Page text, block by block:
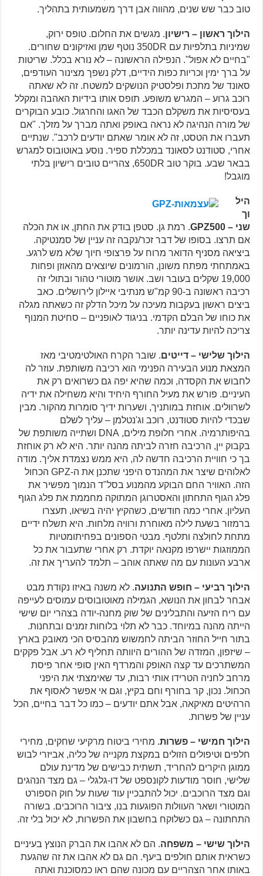
טוב כבר שש שנים, מהווה אבן דרך משמעותית בתהליך.
הילוך ראשון – רישיון. מגשים את החלום. טופס ירוק,
שמיניות בתלפיות עם 350DR נוטף שמן ואזיקונים שחורים.
"בחיים לא אפול". הנפילה הראשונה – לא נורא בכלל. שריטות
על ברך ימין וכריות כפות הידיים, דלק נשפך מצינור העודפים,
סאונד של מתכת ופלסטיק הנושקים למשטח. זה לא שאתה
רוכב גרוע – המגרש משופע. תופס אותו בידיות האהבה ומקלל
בעסיסיות את משקלם הכבד של האגו והחרגול. כובע הבוקרים
של מורה הנהיגה לא נראה באופק ואתה מברך על מזלך. "אם
תעברו את הטסט, זה לא אומר שאתם יודעים לרכב". שנתיים
אחרי, סטודנט לסאונד במכללת ספיר. נוסע באוטובוס למגרש
בבאר שבע. בוקר טוב 650DR, צהריים טובים רישיון בלתי
מוגבל!
היל
וך
שני –GPZ500. רמת גן. סטפן בודק את החתן, או את הכלה
אם תרצו. בסופו של דבר זכר/נקבה זה עניין של סמנטיקה.
ביציאה מסניף הדואר מרוח על פרצופי חיוך שלא מש לרגע.
באמתחתי מפתח משונן, הורמונים שיוצאים מהאוזן ופחות
19,000 שקלים בעובר ושב. אושר מוטורי טהור ובתולי זה
רכיבה ראשונה ב-90 קמ"ש מנתיבי איילון לירושלים. כאב
ביצים ראשון בעקבות מעיכה על מיכל הדלק זה כשאתה מגלה
את כוחו של הבלם הקדמי. בניגוד לאופניים – סחיטת המנוף
צריכה להיות עדינה יותר.
הילוך שלישי – דייטים. שובר הקרח האולטימטיבי מאז
המצאת מנוע הבעירה הפנימי הוא רכיבה משותפת. עוזר לה
לחבוש את הקסדה, וכמה שהיא יפה גם כשרואים רק את
העיניים. פורש את מעיל החורף היחיד והיא משחילה את ידיה
לשרוולים. אוחזת במותניך, ושערות ידיך סומרות מהקור. מבין
שבכדי להיות סטודנט, רוכב וג'נטלמן – עליך לשלם
בהיפותרמיה. אחרי חלופת מילים, DNA ושתייה משותפת של
בקבוק יין, הרכיבה חזרה לביתה מהנה יותר. היא לא רק אוחזת
בך כי חוויית הרכיבה חדשה לה, היא ממש נצמדת אליך. מודה
לאלוהים שיצר את המהנדס היפני שתכנן את ה-GPZ הכחול
הזה. האוויר החם הבוקע מהמנוע בסל"ד הנמוך מפשיר את
פלג הגוף התחתון והאסטרוגן המתוקה מחממת את פלג הגוף
העליון. אחרי כמה חודשים, כשהקיץ יהיה בשיאו, תעצרו
ברמזור בשעת לילה מאוחרת ורוויה מלחות. היא תשלח ידיים
מתחת לחולצה ותלטף. מבטי הספונים בפחיתומטיות
הממוזגות יישרפו מקנאה יוקדת. רק אחרי שתעבור את כל
ארבע העונות עם מה שאתה אוהב – תלמד להעריך את זה.
הילוך רביעי – חופש התנועה. לא משנה באיזו נקודת מבט
אבחר לבחון את הנושא, הגמילה מאוטובוסים עמוסים לעייפה
עם ריח הזיעה והתבלינים של שוק מחנה-יודה בצהרי יום שישי
הייתה מהנה במיוחד. כבר לא תלוי בלוחות זמנים ובתחנות.
בתור חייל החוזר הביתה לחמשוש מהבסיס הכי מאובק בארץ
– שיזפון, המזדה של ההורים היוותה תחליף לא רע. אבל פקקים
המשתרכים עד קצה האופק והמרדף האין סופי אחר פיסת
מרחב לחניה הטרידו אותי רבות, עד שאימצתי את היפני
הכחול. נכון, קר בחורף וחם בקיץ, וגם אי אפשר לאסוף את
הרהיטים מאיקאה, אבל אתם יודעים – כמו כל דבר בחיים, הכל
עניין של פשרות.
הילוך חמישי – פשרות. מחירי ביטוח מרקיעי שחקים, מחירי
חלפים וטיפולים הזולים במקצת מקנייה של כליה, אביזרי לבוש
ממוגן היקרים להחריד, תשתית כבישים של מדינת עולם
שלישי, חוסר מודעות לקונספט של דו-גלגלי – גם מצד הנהגים
וגם מצד הרוכבים. יכול להתבכיין עוד שעות על חוק הספורט
המוטורי ושאר העוולות הפוגעות בנו, ציבור הרוכבים. בשורה
התחתונה – גם כשלוקח בחשבון את הפשרות, לא יכול בלי זה.
הילוך שישי – משפחה. הם לא אהבו את הברק הנוצץ בעיניים
כשראית אותם חולפים ביעף. הם גם לא אהבו את זה שהגעת
באותו אחר הצהריים עם מכונה שהם ראו כמסוכנת ואתה